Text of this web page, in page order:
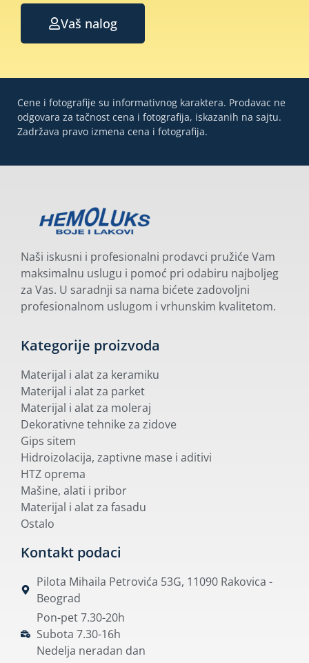
Vaš nalog
Cene i fotografije su informativnog karaktera. Prodavac ne
odgovara za tačnost cena i fotografija, iskazanih na sajtu.
Zadržava pravo izmena cena i fotografija.
Naši iskusni i profesionalni prodavci pružiće Vam
maksimalnu uslugu i pomoć pri odabiru najboljeg
za Vas. U saradnji sa nama bićete zadovoljni
profesionalnom uslugom i vrhunskim kvalitetom.
Kategorije proizvoda
Materijal i alat za keramiku
Materijal i alat za parket
Materijal i alat za moleraj
Dekorativne tehnike za zidove
Gips sitem
Hidroizolacija, zaptivne mase i aditivi
HTZ oprema
Mašine, alati i pribor
Materijal i alat za fasadu
Ostalo
Kontakt podaci
Pilota Mihaila Petrovića 53G, 11090 Rakovica -
Beograd
Pon-pet 7.30-20h
Subota 7.30-16h
Nedelja neradan dan